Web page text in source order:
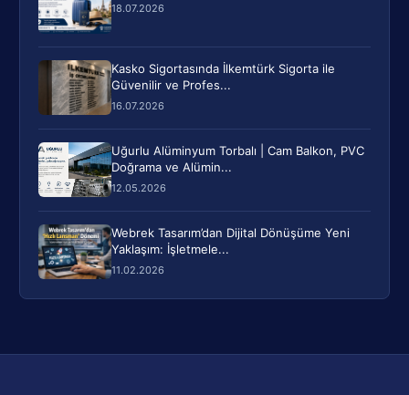
18.07.2026
Kasko Sigortasında İlkemtürk Sigorta ile
Güvenilir ve Profes...
16.07.2026
Uğurlu Alüminyum Torbalı | Cam Balkon, PVC
Doğrama ve Alümin...
12.05.2026
Webrek Tasarım’dan Dijital Dönüşüme Yeni
Yaklaşım: İşletmele...
11.02.2026